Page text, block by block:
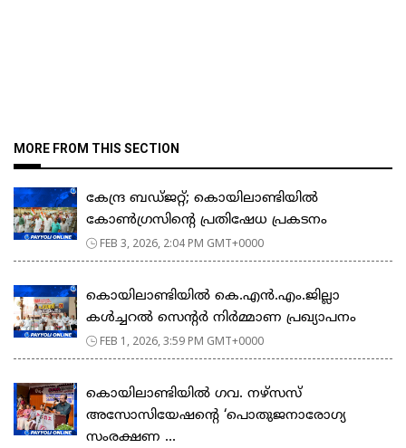
MORE FROM THIS SECTION
കേന്ദ്ര ബഡ്ജറ്റ്; കൊയിലാണ്ടിയിൽ
കോൺഗ്രസിന്റെ പ്രതിഷേധ പ്രകടനം
FEB 3, 2026, 2:04 PM GMT+0000
കൊയിലാണ്ടിയിൽ കെ.എൻ.എം.ജില്ലാ
കൾച്ചറൽ സെന്റർ നിർമ്മാണ പ്രഖ്യാപനം
FEB 1, 2026, 3:59 PM GMT+0000
കൊയിലാണ്ടിയിൽ ഗവ. നഴ്സസ്
അസോസിയേഷന്റെ ‘പൊതുജനാരോഗ്യ
സംരക്ഷണ ...